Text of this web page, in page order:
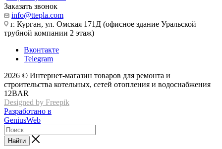
Заказать звонок
info@ttepla.com
г. Курган, ул. Омская 171Д (офисное здание Уральской
трубной компании 2 этаж)
Вконтакте
Telegram
2026 © Интернет-магазин товаров для ремонта и
строительства котельных, сетей отопления и водоснабжения
12BAR
Designed by Freepik
Разработано в
GeniusWeb
Найти